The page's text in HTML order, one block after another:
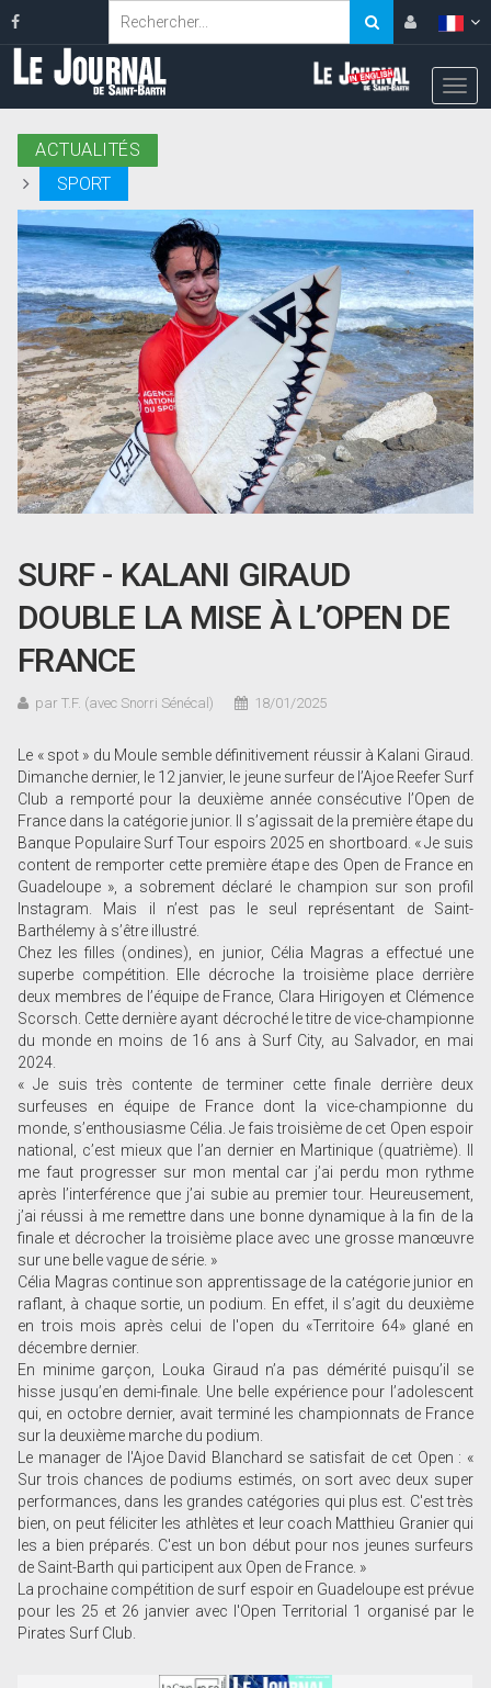
ACTUALITÉS
SPORT
SURF - KALANI GIRAUD
DOUBLE LA MISE À L’OPEN DE
FRANCE
par T.F. (avec Snorri Sénécal) 18/01/2025
Le « spot » du Moule semble définitivement réussir à Kalani Giraud.
Dimanche dernier, le 12 janvier, le jeune surfeur de l’Ajoe Reefer Surf
Club a remporté pour la deuxième année consécutive l’Open de
France dans la catégorie junior. Il s’agissait de la première étape du
Banque Populaire Surf Tour espoirs 2025 en shortboard. « Je suis
content de remporter cette première étape des Open de France en
Guadeloupe », a sobrement déclaré le champion sur son profil
Instagram. Mais il n’est pas le seul représentant de Saint-
Barthélemy à s’être illustré.
Chez les filles (ondines), en junior, Célia Magras a effectué une
superbe compétition. Elle décroche la troisième place derrière
deux membres de l’équipe de France, Clara Hirigoyen et Clémence
Scorsch. Cette dernière ayant décroché le titre de vice-championne
du monde en moins de 16 ans à Surf City, au Salvador, en mai
2024.
« Je suis très contente de terminer cette finale derrière deux
surfeuses en équipe de France dont la vice-championne du
monde, s’enthousiasme Célia. Je fais troisième de cet Open espoir
national, c’est mieux que l’an dernier en Martinique (quatrième). Il
me faut progresser sur mon mental car j’ai perdu mon rythme
après l’interférence que j’ai subie au premier tour. Heureusement,
j’ai réussi à me remettre dans une bonne dynamique à la fin de la
finale et décrocher la troisième place avec une grosse manœuvre
sur une belle vague de série. »
Célia Magras continue son apprentissage de la catégorie junior en
raflant, à chaque sortie, un podium. En effet, il s’agit du deuxième
en trois mois après celui de l'open du «Territoire 64» glané en
décembre dernier.
En minime garçon, Louka Giraud n’a pas démérité puisqu’il se
hisse jusqu’en demi-finale. Une belle expérience pour l’adolescent
qui, en octobre dernier, avait terminé les championnats de France
sur la deuxième marche du podium.
Le manager de l'Ajoe David Blanchard se satisfait de cet Open : «
Sur trois chances de podiums estimés, on sort avec deux super
performances, dans les grandes catégories qui plus est. C'est très
bien, on peut féliciter les athlètes et leur coach Matthieu Granier qui
les a bien préparés. C'est un bon début pour nos jeunes surfeurs
de Saint-Barth qui participent aux Open de France. »
La prochaine compétition de surf espoir en Guadeloupe est prévue
pour les 25 et 26 janvier avec l'Open Territorial 1 organisé par le
Pirates Surf Club.